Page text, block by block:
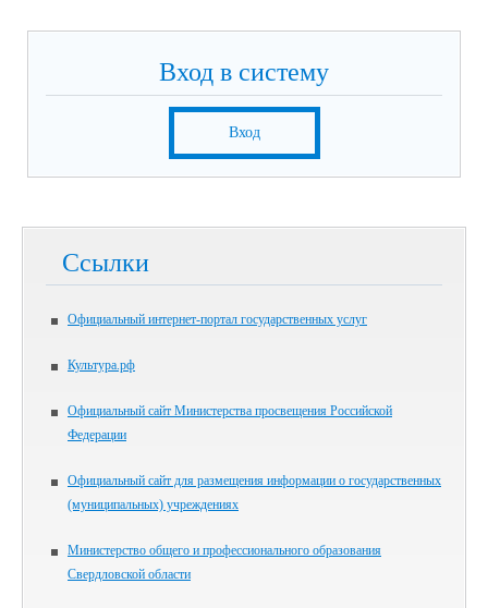
Вход в систему
Вход
Ссылки
Официальный интернет-портал государственных услуг
Культура.рф
Официальный сайт Министерства просвещения Российской
Федерации
Официальный сайт для размещения информации о государственных
(муниципальных) учреждениях
Министерство общего и профессионального образования
Свердловской области